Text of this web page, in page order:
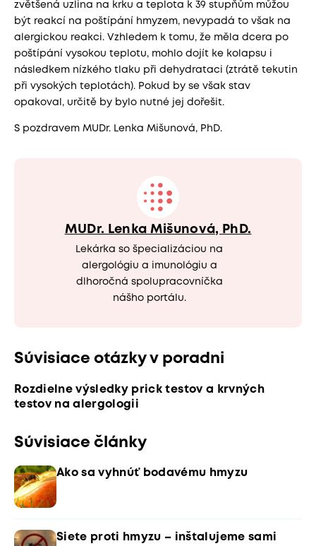
zvětšená uzlina na krku a teplota k 39 stupňům můžou
být reakcí na poštípání hmyzem, nevypadá to však na
alergickou reakci. Vzhledem k tomu, že měla dcera po
poštípání vysokou teplotu, mohlo dojít ke kolapsu i
následkem nízkého tlaku při dehydrataci (ztrátě tekutin
při vysokých teplotách). Pokud by se však stav
opakoval, určitě by bylo nutné jej dořešit.
S pozdravem MUDr. Lenka Mišunová, PhD.
MUDr. Lenka Mišunová, PhD.
Lekárka so špecializáciou na
alergológiu a imunológiu a
dlhoročná spolupracovníčka
nášho portálu.
Súvisiace otázky v poradni
Rozdielne výsledky prick testov a krvných
testov na alergologii
Súvisiace články
Ako sa vyhnúť bodavému hmyzu
Siete proti hmyzu – inštalujeme sami